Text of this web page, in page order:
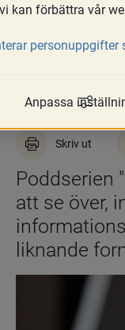
Skriv ut
Poddserien
att se över,
liknande
kan förbättra vår
personuppgifter
Anpassa